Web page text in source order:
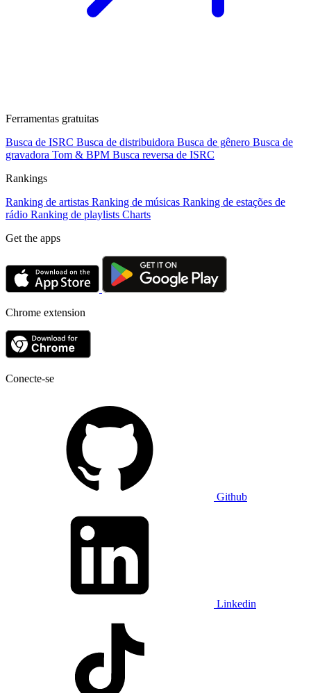
Ferramentas gratuitas
Busca de ISRC Busca de distribuidora Busca de gênero Busca de
gravadora Tom & BPM Busca reversa de ISRC
Rankings
Ranking de artistas Ranking de músicas Ranking de estações de
rádio Ranking de playlists Charts
Get the apps
Chrome extension
Conecte-se
Github
Linkedin